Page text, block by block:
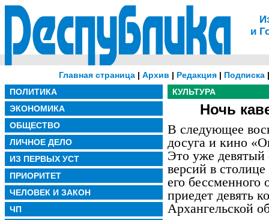
и
Главная страница | Архив | Редакция | Подписка
ПОЛИТИКА
ЭКОНОМИКА
ОБЩЕСТВО
ЛИЧНОЕ ДЕЛО
ИЗ ПЕРВЫХ УСТ
ПРИОРИТЕТ
ЧЕЛОВЕК И ЗАКОН
ЧП
КУЛЬТУРА
Ночь
В следующее
досуга и кино
Это уже девятый
версий в
его бессменного
приедет девять
Архангельской